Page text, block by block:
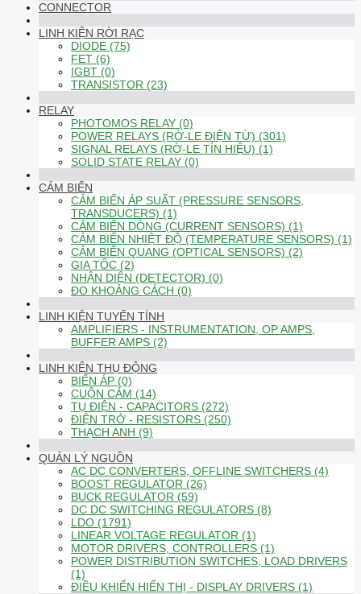
CONNECTOR
LINH KIỆN RỜI RẠC
DIODE (75)
FET (6)
IGBT (0)
TRANSISTOR (23)
RELAY
PHOTOMOS RELAY (0)
POWER RELAYS (RỜ-LE ĐIỆN TỪ) (301)
SIGNAL RELAYS (RỜ-LE TÍN HIỆU) (1)
SOLID STATE RELAY (0)
CẢM BIẾN
CẢM BIẾN ÁP SUẤT (PRESSURE SENSORS,
TRANSDUCERS) (1)
CẢM BIẾN DÒNG (CURRENT SENSORS) (1)
CẢM BIẾN NHIỆT ĐỘ (TEMPERATURE SENSORS) (1)
CẢM BIẾN QUANG (OPTICAL SENSORS) (2)
GIA TỐC (2)
NHẬN DIỆN (DETECTOR) (0)
ĐO KHOẢNG CÁCH (0)
LINH KIỆN TUYẾN TÍNH
AMPLIFIERS - INSTRUMENTATION, OP AMPS,
BUFFER AMPS (2)
LINH KIỆN THỤ ĐỘNG
BIẾN ÁP (0)
CUỘN CẢM (14)
TỤ ĐIỆN - CAPACITORS (272)
ĐIỆN TRỞ - RESISTORS (250)
THẠCH ANH (9)
QUẢN LÝ NGUỒN
AC DC CONVERTERS, OFFLINE SWITCHERS (4)
BOOST REGULATOR (26)
BUCK REGULATOR (59)
DC DC SWITCHING REGULATORS (8)
LDO (1791)
LINEAR VOLTAGE REGULATOR (1)
MOTOR DRIVERS, CONTROLLERS (1)
POWER DISTRIBUTION SWITCHES, LOAD DRIVERS
(1)
ĐIỀU KHIỂN HIỂN THỊ - DISPLAY DRIVERS (1)